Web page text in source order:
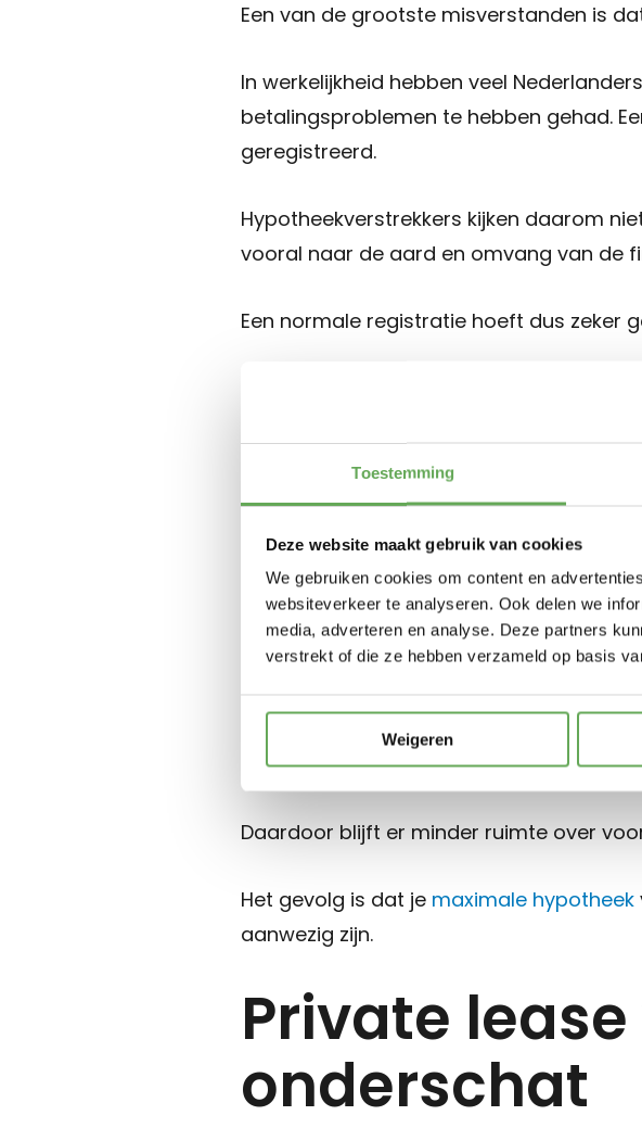
Toestemming
Deze website maakt gebruik van cookies
We gebruiken cookies om content en
websiteverkeer te analyseren. Ook delen we
media, adverteren en analyse. Deze partners
verstrekt of die ze hebben verzameld op basis
Weigeren
Een van de grootste misverstanden is
In werkelijkheid hebben veel
betalingsproblemen te hebben gehad.
geregistreerd.
Hypotheekverstrekkers kijken daarom
vooral naar de aard en omvang van de
Een normale registratie hoeft dus zeker
registratie
hypotheek?
Wanneer je al financiële verplichtingen
het bepalen van je maximale hypotheek.
Dat is logisch. Een deel van je inkomen
verplichtingen.
Daardoor blijft er minder ruimte over
Het gevolg is dat je maximale hypotheek
aanwezig zijn.
Private
onderschat